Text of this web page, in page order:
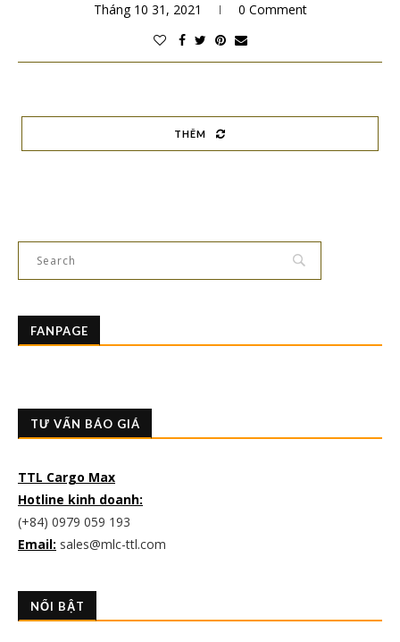
Tháng 10 31, 2021 0 Comment
THÊM
FANPAGE
TƯ VẤN BÁO GIÁ
TTL Cargo Max
Hotline kinh doanh:
(+84) 0979 059 193
Email: sales@mlc-ttl.com
NỔI BẬT